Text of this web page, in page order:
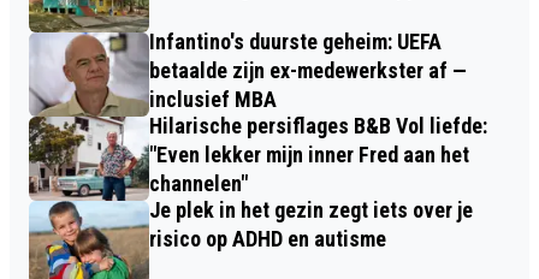
Infantino's duurste geheim: UEFA
betaalde zijn ex-medewerkster af —
inclusief MBA
Hilarische persiflages B&B Vol liefde:
"Even lekker mijn inner Fred aan het
channelen"
Je plek in het gezin zegt iets over je
risico op ADHD en autisme